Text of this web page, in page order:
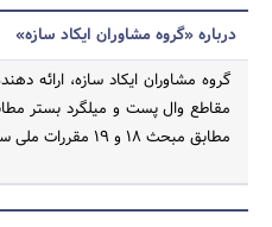
جستجو
درباره «گروه مشاوران ایکاد سازه»
گروه مشاوران ایکاد سازه، ارائه
مطابق مبحث 18 و 19 مقررات ملی ساختمان